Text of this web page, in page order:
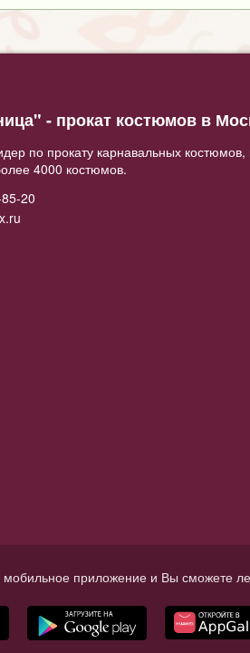
- прокат костюмов в
по прокату карнавальных
4000 костюмов.
20
приложение и Вы сможете